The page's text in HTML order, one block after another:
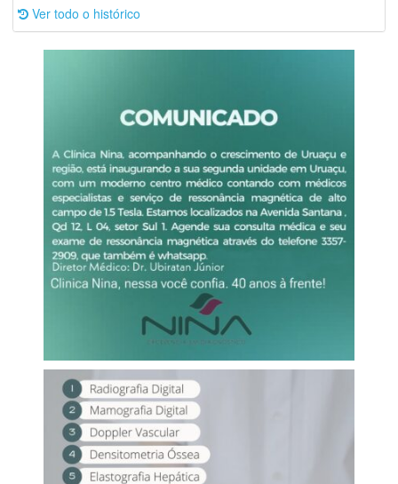
Ver todo o histórico